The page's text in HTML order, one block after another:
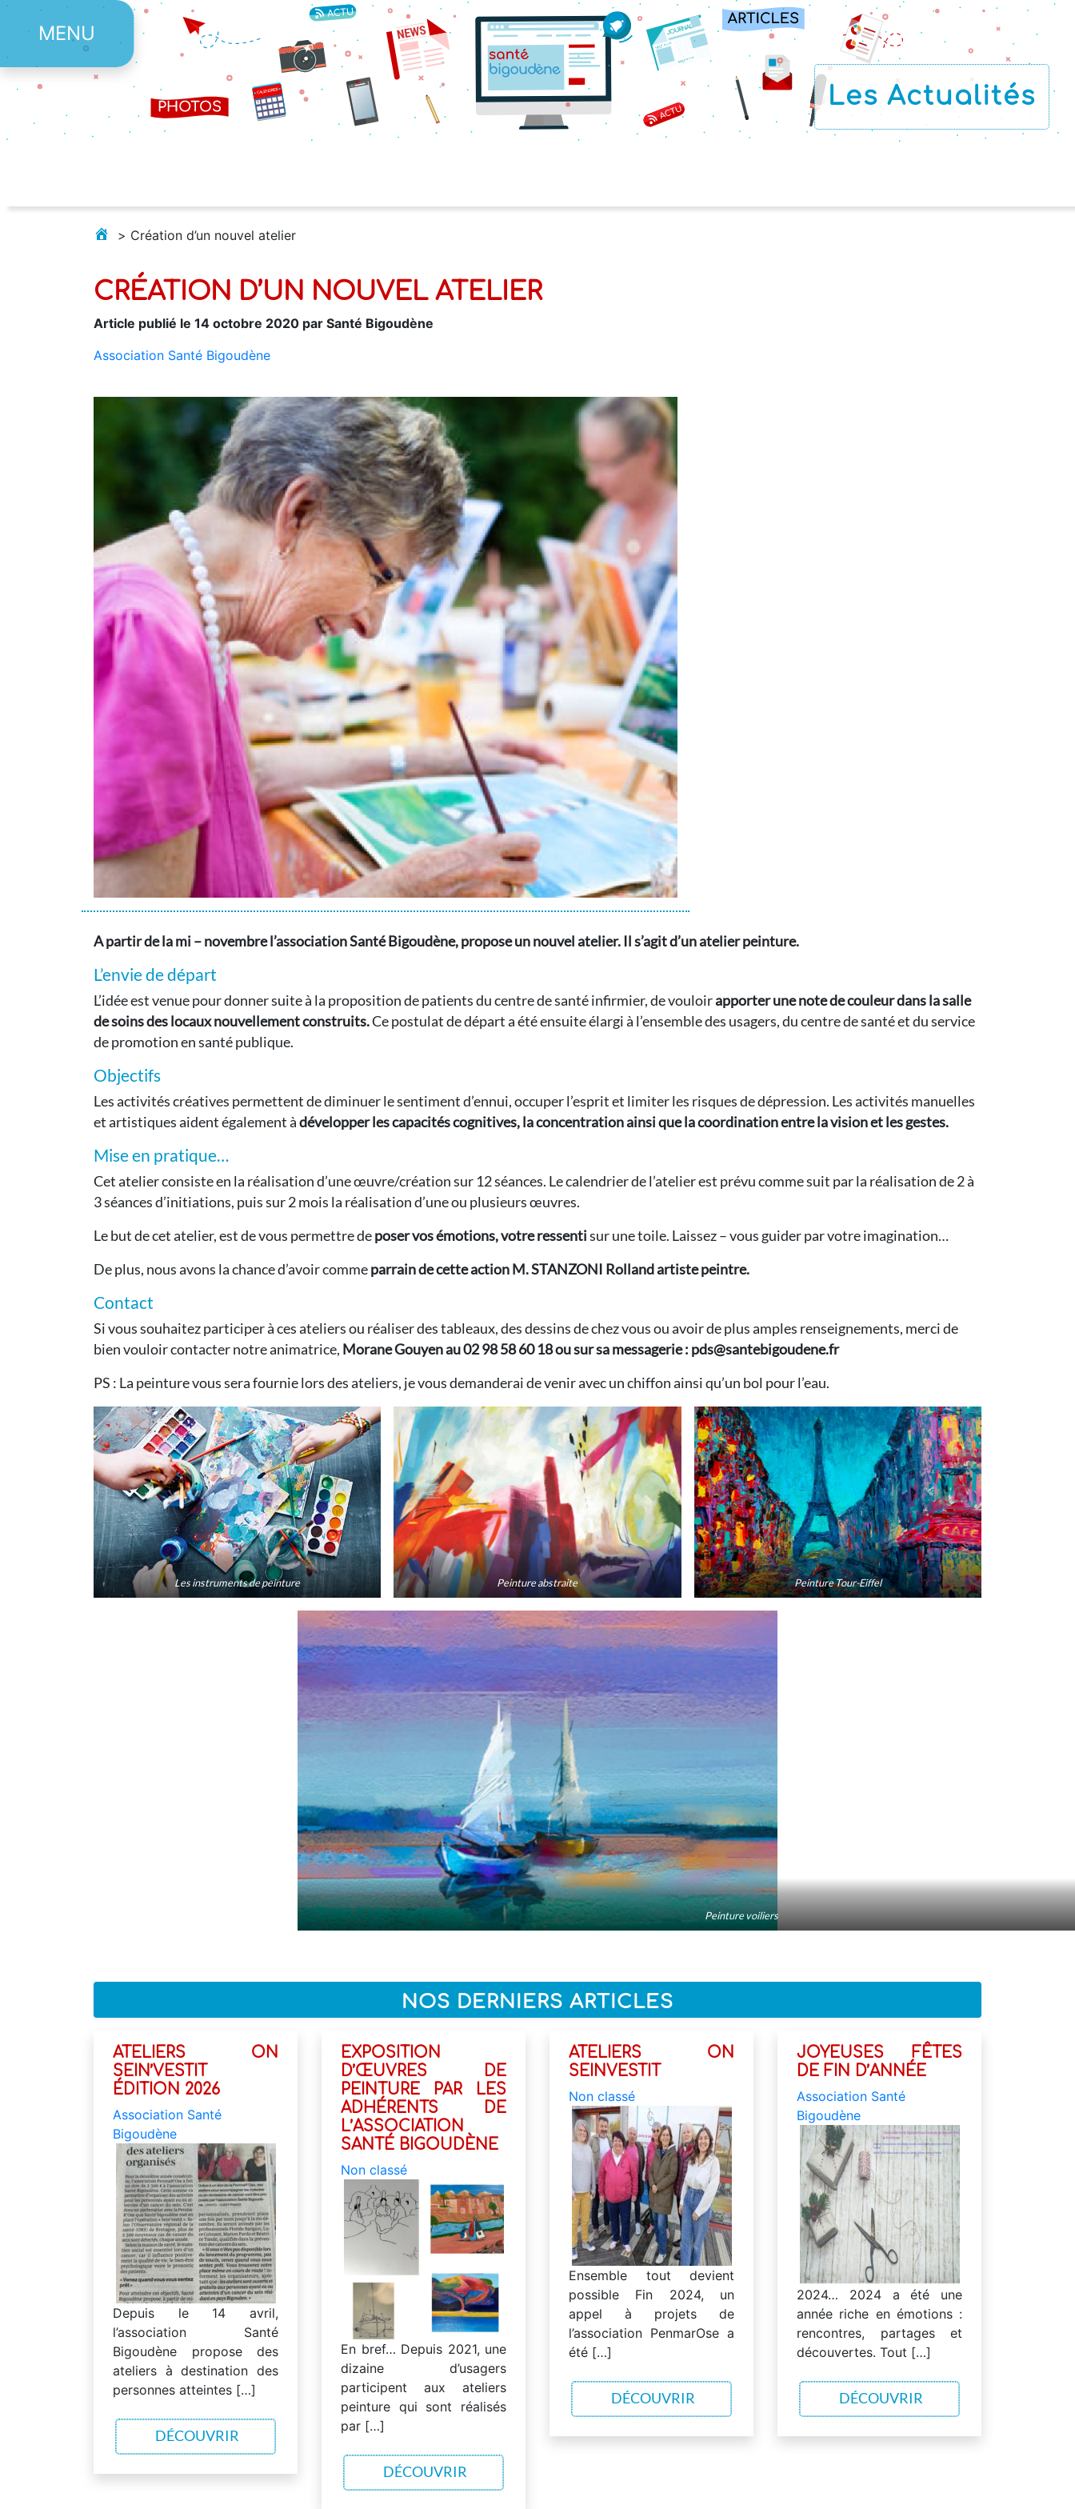
MENU
Les Actualités
> Création d’un nouvel atelier
CRÉATION D’UN NOUVEL ATELIER
Article publié le 14 octobre 2020 par Santé Bigoudène
Association Santé Bigoudène
A partir de la mi – novembre l’association Santé Bigoudène, propose un nouvel atelier. Il s’agit d’un atelier peinture.
L’envie de départ
L’idée est venue pour donner suite à la proposition de patients du centre de santé infirmier, de vouloirapporter une note de couleur dans la salle
de soins des locaux nouvellement construits.Ce postulat de départ a été ensuite élargi à l’ensemble des usagers, du centre de santé et du service
de promotion en santé publique.
Objectifs
Les activités créatives permettent de diminuer le sentiment d’ennui, occuper l’esprit et limiter les risques de dépression. Les activités manuelles
et artistiques aident également àdévelopper les capacités cognitives, la concentration ainsi que la coordination entre la vision et les gestes.
Mise en pratique…
Cet atelier consiste en la réalisation d’une œuvre/création sur 12 séances. Le calendrier de l’atelier est prévu comme suit par la réalisation de 2 à
3 séances d’initiations, puis sur 2 mois la réalisation d’une ou plusieurs œuvres.
Le but de cet atelier, est de vous permettre deposer vos émotions, votre ressentisur une toile. Laissez – vous guider par votre imagination…
De plus, nous avons la chance d’avoir commeparrain de cette action M. STANZONI Rolland artiste peintre.
Contact
Si vous souhaitez participer à ces ateliers ou réaliser des tableaux, des dessins de chez vous ou avoir de plus amples renseignements, merci de
bien vouloir contacter notre animatrice, Morane Gouyen au 02 98 58 60 18 ou sur sa messagerie : pds@santebigoudene.fr
PS : La peinture vous sera fournie lors des ateliers, je vous demanderai de venir avec un chiffon ainsi qu’un bol pour l’eau.
Les instruments de peinture Peinture abstraite Peinture Tour-Eiffel
Peinture voiliers
NOS DERNIERS ARTICLES
ATELIERS ON
SEIN’VESTIT
ÉDITION 2026
Association Santé
Bigoudène
Depuis le 14 avril,
l’association Santé
Bigoudène propose des
ateliers à destination des
personnes atteintes […]
DÉCOUVRIR
EXPOSITION
D’ŒUVRES DE
PEINTURE PAR LES
ADHÉRENTS DE
L’ASSOCIATION
SANTÉ BIGOUDÈNE
Non classé
En bref… Depuis 2021, une
dizaine d’usagers
participent aux ateliers
peinture qui sont réalisés
par […]
DÉCOUVRIR
ATELIERS ON
SEINVESTIT
Non classé
Ensemble tout devient
possible Fin 2024, un
appel à projets de
l’association PenmarOse a
été […]
DÉCOUVRIR
JOYEUSES FÊTES
DE FIN D’ANNÉE
Association Santé
Bigoudène
2024… 2024 a été une
année riche en émotions :
rencontres, partages et
découvertes. Tout […]
DÉCOUVRIR